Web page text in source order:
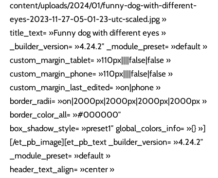
content/uploads/2024/01/funny-dog-with-different-
eyes-2023-11-27-05-01-23-utc-scaled.jpg »
title_text= »Funny dog with different eyes »
_builder_version= »4.24.2″ _module_preset= »default »
custom_margin_tablet= »110px||||false|false »
custom_margin_phone= »110px||||false|false »
custom_margin_last_edited= »on|phone »
border_radii= »on|2000px|2000px|2000px|2000px »
border_color_all= »#000000″
box_shadow_style= »preset1″ global_colors_info= »{} »]
[/et_pb_image][et_pb_text _builder_version= »4.24.2″
_module_preset= »default »
header_text_align= »center »